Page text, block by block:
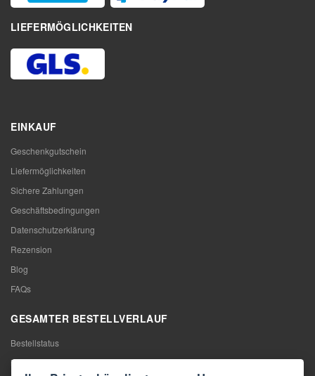
LIEFERMÖGLICHKEITEN
EINKAUF
Geschenkgutschein
Liefermöglichkeiten
Sichere Zahlungen
Geschäftsbedingungen
Datenschutzerklärung
Rezension
Blog
FAQs
GESAMTER BESTELLVERLAUF
Bestellstatus
Meine Bestellung